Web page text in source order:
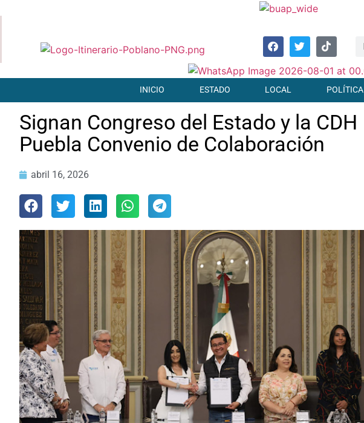
INICIO ESTADO LOCAL POLÍTICA
Signan Congreso del Estado y la CDH
Puebla Convenio de Colaboración
abril 16, 2026